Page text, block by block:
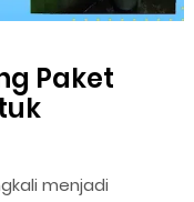
Paket
menjadi